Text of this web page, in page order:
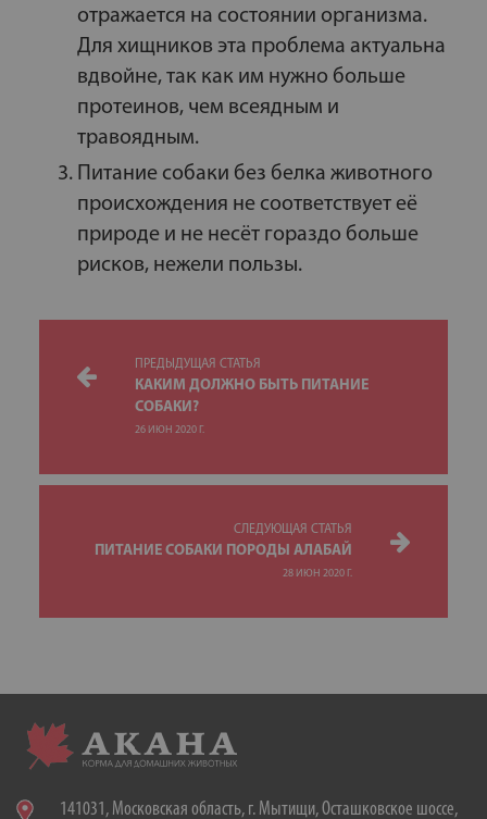
отражается на состоянии организма.
Для хищников эта проблема актуальна
вдвойне, так как им нужно больше
протеинов, чем всеядным и
травоядным.
Питание собаки без белка животного
происхождения не соответствует её
природе и не несёт гораздо больше
рисков, нежели пользы.
ПРЕДЫДУЩАЯ СТАТЬЯ
КАКИМ ДОЛЖНО БЫТЬ ПИТАНИЕ
СОБАКИ?
26 ИЮН 2020 Г.
СЛЕДУЮЩАЯ СТАТЬЯ
ПИТАНИЕ СОБАКИ ПОРОДЫ АЛАБАЙ
28 ИЮН 2020 Г.
141031, Московская область, г. Мытищи, Осташковское шоссе,